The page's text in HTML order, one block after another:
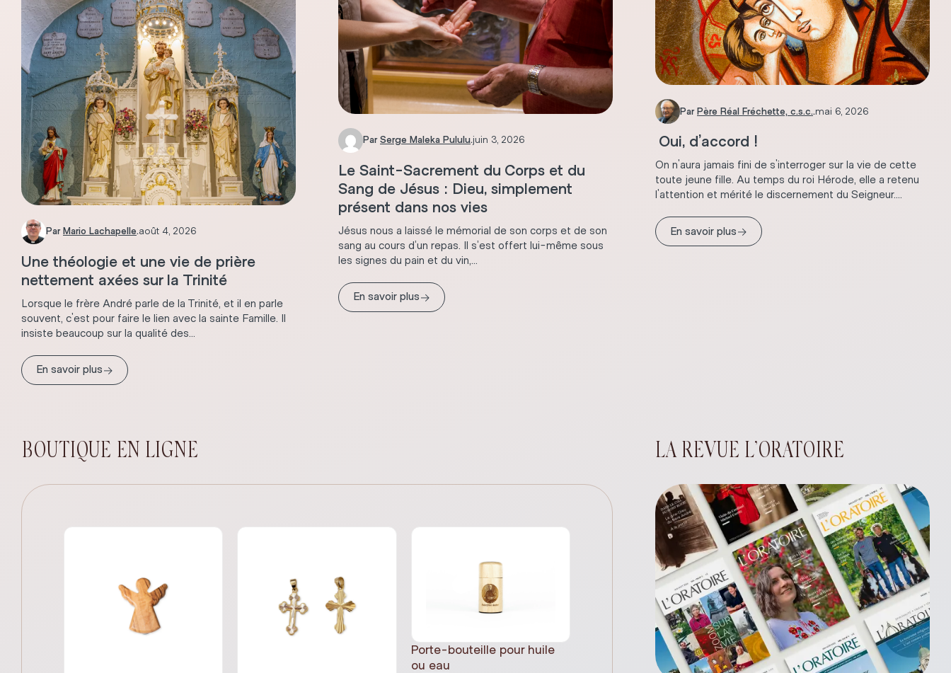
Par Mario Lachapelle.août 4, 2026
Une théologie et une vie de prière
nettement axées sur la Trinité
Lorsque le frère André parle de la Trinité, et il en parle
souvent, c'est pour faire le lien avec la sainte Famille. Il
insiste beaucoup sur la qualité des...
En savoir plus→
Par Serge Maleka Pululu.juin 3, 2026
Le Saint-Sacrement du Corps et du
Sang de Jésus : Dieu, simplement
présent dans nos vies
Jésus nous a laissé le mémorial de son corps et de son
sang au cours d’un repas. Il s’est offert lui-même sous
les signes du pain et du vin,...
En savoir plus→
Par Père Réal Fréchette, c.s.c..mai 6, 2026
Oui, d’accord !
On n'aura jamais fini de s'interroger sur la vie de cette
toute jeune fille. Au temps du roi Hérode, elle a retenu
l'attention et mérité le discernement du Seigneur....
En savoir plus→
BOUTIQUE EN LIGNE
Porte-bouteille pour huile
ou eau
LA REVUE L’ORATOIRE